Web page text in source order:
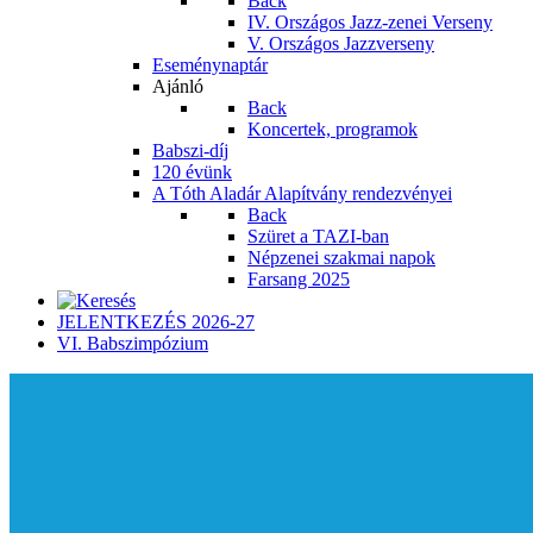
IV. Országos Jazz-zenei Verseny
V. Országos Jazzverseny
Eseménynaptár
Ajánló
Back
Koncertek, programok
Babszi-díj
120 évünk
A Tóth Aladár Alapítvány rendezvényei
Back
Szüret a TAZI-ban
Népzenei szakmai napok
Farsang 2025
JELENTKEZÉS 2026-27
VI. Babszimpózium